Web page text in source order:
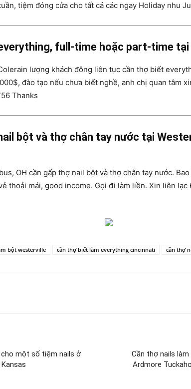
tiệm đóng cửa cho tất cả các ngay Holiday nhu
full-time hoặc part-time tại
lượng khách đông liên tục cần thợ biết
đào tạo nếu chưa biết nghề, anh chị quan tâm
Thanks
bột và thợ chân tay nước tại
OH cần gấp thợ nail bột và thợ chân tay nước.
thoải mái, good income. Gọi đi làm liền. Xin liên
bột westerville cần thợ biết làm everything cincinnati cần thợ
một số tiệm nails ở
Cần thợ nails
Ardmore